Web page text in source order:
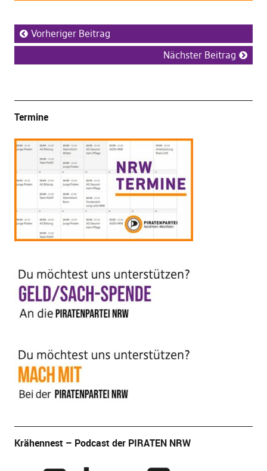
Vorheriger Beitrag
Nächster Beitrag
Termine
Krähennest – Podcast der PIRATEN NRW